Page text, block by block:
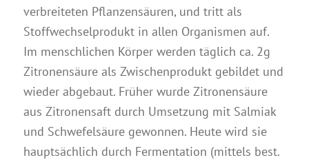
Anleitungen
Kontakt & Beratung
Preise & Vertrieb
Prospekte & Bücher
Referenzen
verbreiteten Pflanzensäuren, und tritt als
Stoffwechselprodukt in allen Organismen auf.
Im menschlichen Körper werden täglich ca. 2g
Zitronensäure als Zwischenprodukt gebildet und
wieder abgebaut. Früher wurde Zitronensäure
aus Zitronensaft durch Umsetzung mit Salmiak
und Schwefelsäure gewonnen. Heute wird sie
hauptsächlich durch Fermentation (mittels best.